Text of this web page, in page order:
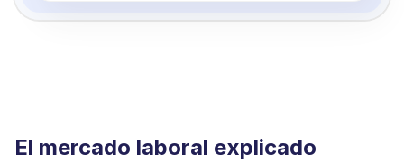
El mercado laboral explicado